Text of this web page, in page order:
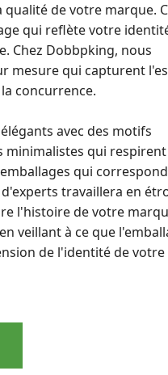
de votre marque.
qui reflète votre
Chez Dobbpking, nous
mesure qui capturent
concurrence.
avec des motifs
minimalistes qui respirent
qui
travaillera en
l'histoire de votre
veillant à ce que
de l'identité de votre